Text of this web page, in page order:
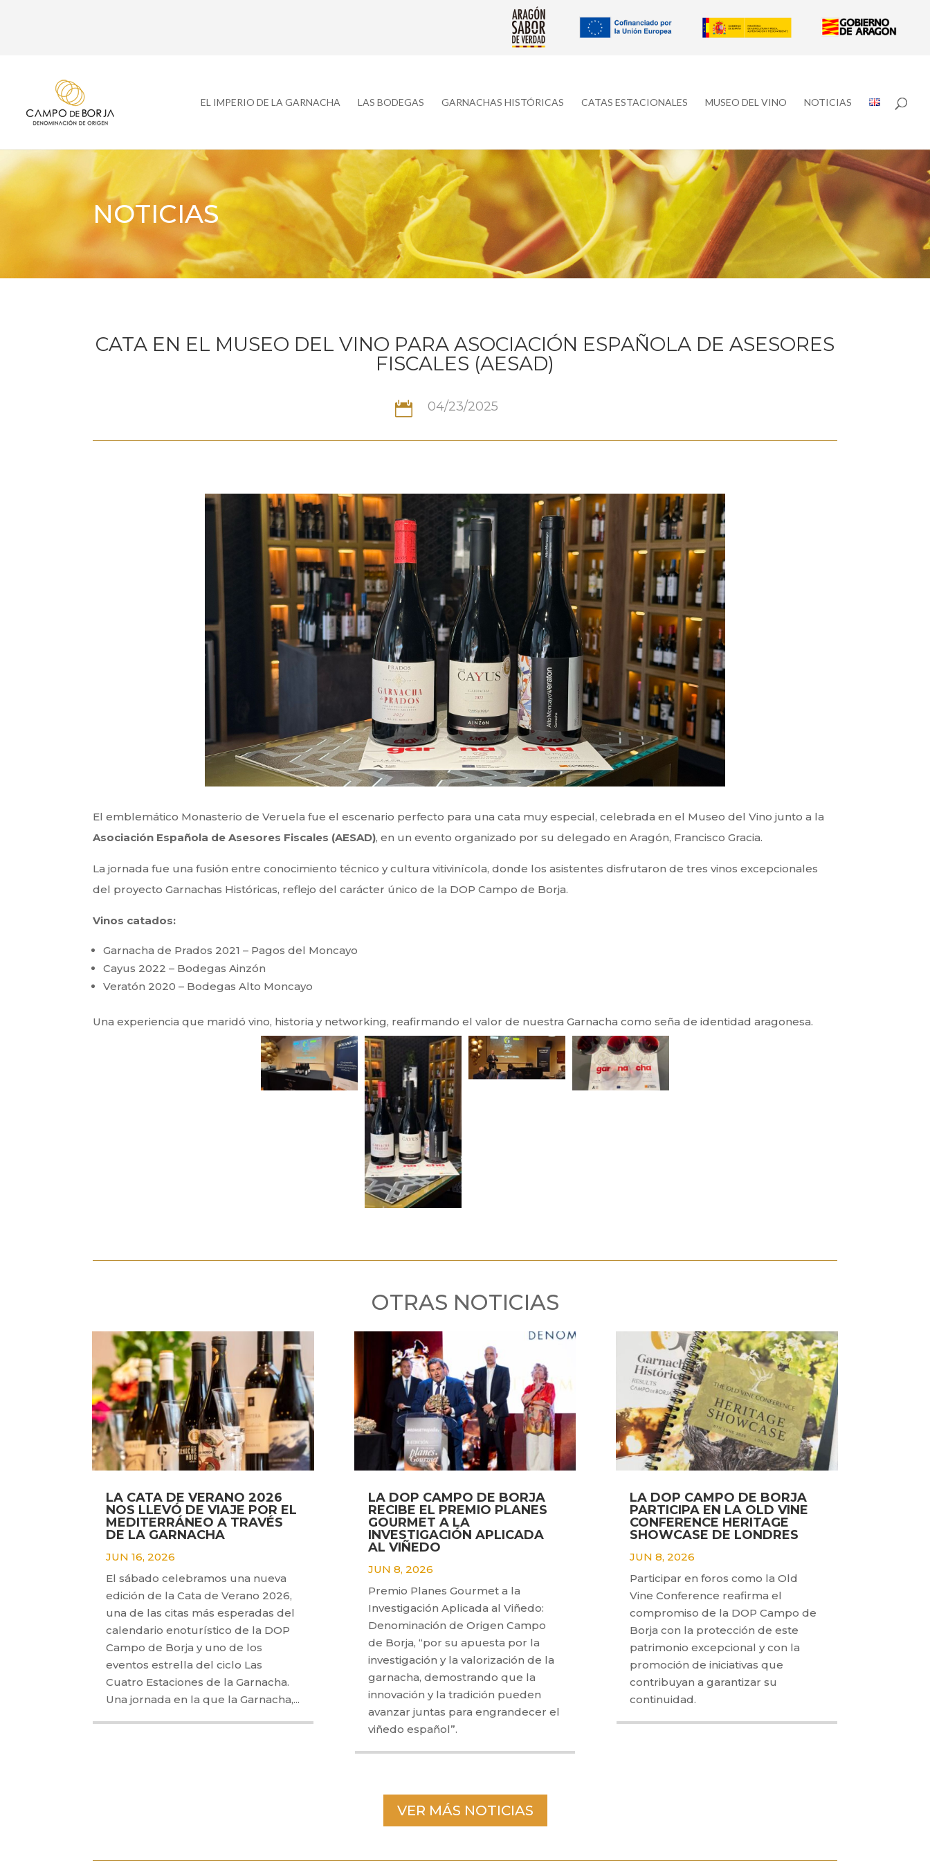
EL IMPERIO DE LA GARNACHA LAS BODEGAS GARNACHAS HISTÓRICAS CATAS ESTACIONALES MUSEO DEL VINO NOTICIAS
NOTICIAS
CATA EN EL MUSEO DEL VINO PARA ASOCIACIÓN ESPAÑOLA DE ASESORES
FISCALES (AESAD)
 04/23/2025
El emblemático Monasterio de Veruela fue el escenario perfecto para una cata muy especial, celebrada en el Museo del Vino junto a la
Asociación Española de Asesores Fiscales (AESAD), en un evento organizado por su delegado en Aragón, Francisco Gracia.
La jornada fue una fusión entre conocimiento técnico y cultura vitivinícola, donde los asistentes disfrutaron de tres vinos excepcionales
del proyecto Garnachas Históricas, reflejo del carácter único de la DOP Campo de Borja.
Vinos catados:
Garnacha de Prados 2021 – Pagos del Moncayo
Cayus 2022 – Bodegas Ainzón
Veratón 2020 – Bodegas Alto Moncayo
Una experiencia que maridó vino, historia y networking, reafirmando el valor de nuestra Garnacha como seña de identidad aragonesa.
OTRAS NOTICIAS
LA CATA DE VERANO 2026
NOS LLEVÓ DE VIAJE POR EL
MEDITERRÁNEO A TRAVÉS
DE LA GARNACHA
JUN 16, 2026
El sábado celebramos una nueva
edición de la Cata de Verano 2026,
una de las citas más esperadas del
calendario enoturístico de la DOP
Campo de Borja y uno de los
eventos estrella del ciclo Las
Cuatro Estaciones de la Garnacha.
Una jornada en la que la Garnacha,...
LA DOP CAMPO DE BORJA
RECIBE EL PREMIO PLANES
GOURMET A LA
INVESTIGACIÓN APLICADA
AL VIÑEDO
JUN 8, 2026
Premio Planes Gourmet a la
Investigación Aplicada al Viñedo:
Denominación de Origen Campo
de Borja, “por su apuesta por la
investigación y la valorización de la
garnacha, demostrando que la
innovación y la tradición pueden
avanzar juntas para engrandecer el
viñedo español”.
LA DOP CAMPO DE BORJA
PARTICIPA EN LA OLD VINE
CONFERENCE HERITAGE
SHOWCASE DE LONDRES
JUN 8, 2026
Participar en foros como la Old
Vine Conference reafirma el
compromiso de la DOP Campo de
Borja con la protección de este
patrimonio excepcional y con la
promoción de iniciativas que
contribuyan a garantizar su
continuidad.
VER MÁS NOTICIAS